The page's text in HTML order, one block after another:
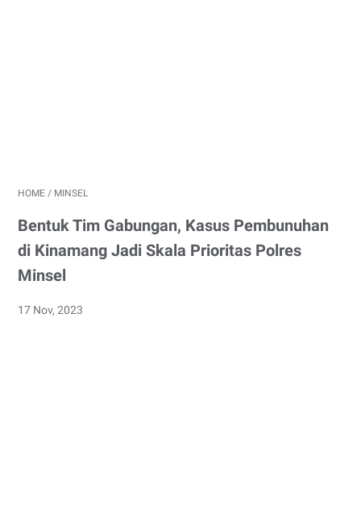
HOME / MINSEL
Bentuk Tim Gabungan, Kasus Pembunuhan
di Kinamang Jadi Skala Prioritas Polres
Minsel
17 Nov, 2023